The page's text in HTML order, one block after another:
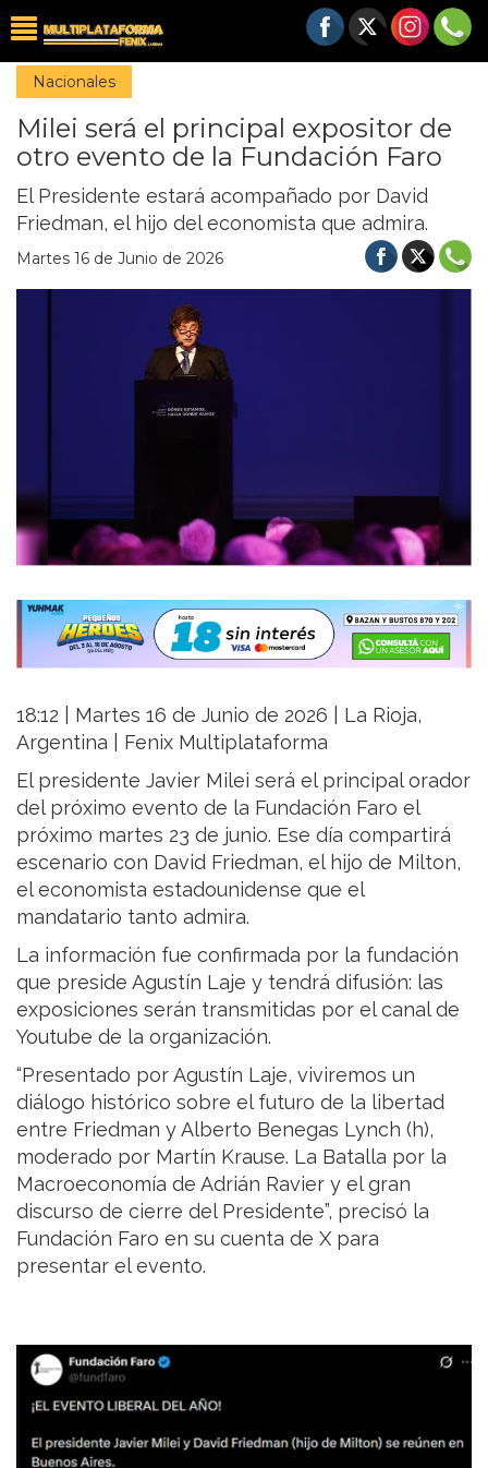
Nacionales
Milei será el principal expositor de
otro evento de la Fundación Faro
El Presidente estará acompañado por David
Friedman, el hijo del economista que admira.
Martes 16 de Junio de 2026
18:12 | Martes 16 de Junio de 2026 | La Rioja,
Argentina | Fenix Multiplataforma
El presidente Javier Milei será el principal orador
del próximo evento de la Fundación Faro el
próximo martes 23 de junio. Ese día compartirá
escenario con David Friedman, el hijo de Milton,
el economista estadounidense que el
mandatario tanto admira.
La información fue confirmada por la fundación
que preside Agustín Laje y tendrá difusión: las
exposiciones serán transmitidas por el canal de
Youtube de la organización.
“Presentado por Agustín Laje, viviremos un
diálogo histórico sobre el futuro de la libertad
entre Friedman y Alberto Benegas Lynch (h),
moderado por Martín Krause. La Batalla por la
Macroeconomía de Adrián Ravier y el gran
discurso de cierre del Presidente”, precisó la
Fundación Faro en su cuenta de X para
presentar el evento.